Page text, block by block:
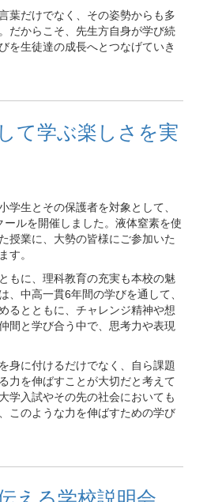
葉だけでなく、その姿勢からも多
だからこそ、先生方自身が学び続
を生徒達の成長へとつなげていき
て学ぶ楽しさを実
学生とその保護者を対象として、
ルを開催しました。液体窒素を使
授業に、大勢の皆様にご参加いた
す。
もに、理科教育の充実も本校の魅
、中高一貫6年間の学びを通して、
るとともに、チャレンジ精神や想
間と学び合う中で、思考力や表現
身に付けるだけでなく、自ら課題
力を伸ばすことが大切だと考えて
学入試やその先の社会においても
このような力を伸ばすための学び